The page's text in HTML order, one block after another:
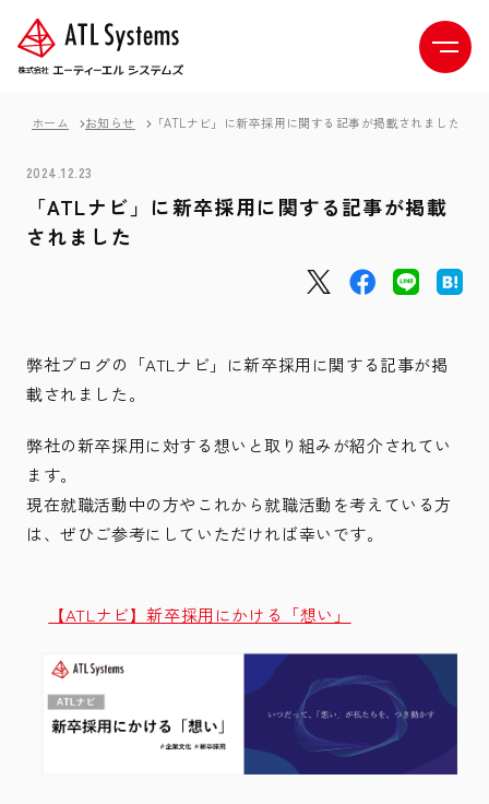
ホーム お知らせ 「ATLナビ」に新卒採用に関する記事が掲載されました
2024.12.23
「ATLナビ」に新卒採用に関する記事が掲載
されました
弊社ブログの「ATLナビ」に新卒採用に関する記事が掲
載されました。
弊社の新卒採用に対する想いと取り組みが紹介されてい
ます。
現在就職活動中の方やこれから就職活動を考えている方
は、ぜひご参考にしていただければ幸いです。
【ATLナビ】新卒採用にかける「想い」